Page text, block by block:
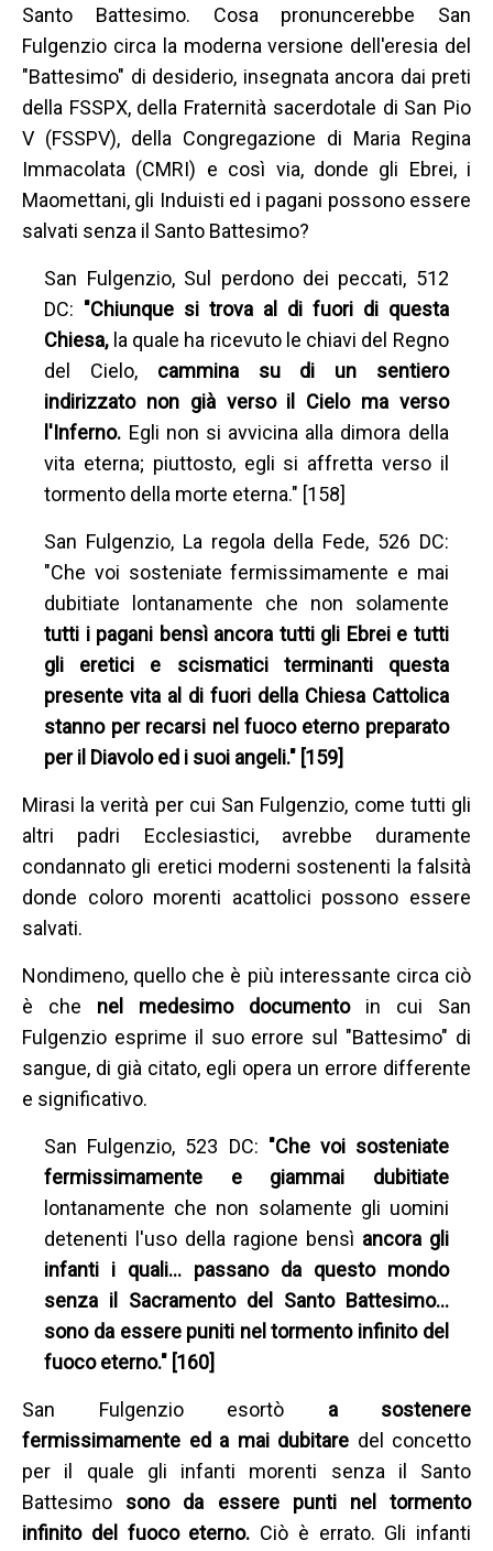
Santo Battesimo. Cosa pronuncerebbe San
Fulgenzio circa la moderna versione dell'eresia del
"Battesimo" di desiderio, insegnata ancora dai preti
della FSSPX, della Fraternità sacerdotale di San Pio
V (FSSPV), della Congregazione di Maria Regina
Immacolata (CMRI) e così via, donde gli Ebrei, i
Maomettani, gli Induisti ed i pagani possono essere
salvati senza il Santo Battesimo?
San Fulgenzio, Sul perdono dei peccati, 512
DC: "Chiunque si trova al di fuori di questa
Chiesa, la quale ha ricevuto le chiavi del Regno
del Cielo, cammina su di un sentiero
indirizzato non già verso il Cielo ma verso
l'Inferno. Egli non si avvicina alla dimora della
vita eterna; piuttosto, egli si affretta verso il
tormento della morte eterna." [158]
San Fulgenzio, La regola della Fede, 526 DC:
"Che voi sosteniate fermissimamente e mai
dubitiate lontanamente che non solamente
tutti i pagani bensì ancora tutti gli Ebrei e tutti
gli eretici e scismatici terminanti questa
presente vita al di fuori della Chiesa Cattolica
stanno per recarsi nel fuoco eterno preparato
per il Diavolo ed i suoi angeli." [159]
Mirasi la verità per cui San Fulgenzio, come tutti gli
altri padri Ecclesiastici, avrebbe duramente
condannato gli eretici moderni sostenenti la falsità
donde coloro morenti acattolici possono essere
salvati.
Nondimeno, quello che è più interessante circa ciò
è che nel medesimo documento in cui San
Fulgenzio esprime il suo errore sul "Battesimo" di
sangue, di già citato, egli opera un errore differente
e significativo.
San Fulgenzio, 523 DC: "Che voi sosteniate
fermissimamente e giammai dubitiate
lontanamente che non solamente gli uomini
detenenti l'uso della ragione bensì ancora gli
infanti i quali… passano da questo mondo
senza il Sacramento del Santo Battesimo…
sono da essere puniti nel tormento infinito del
fuoco eterno." [160]
San Fulgenzio esortò a sostenere
fermissimamente ed a mai dubitare del concetto
per il quale gli infanti morenti senza il Santo
Battesimo sono da essere punti nel tormento
infinito del fuoco eterno. Ciò è errato. Gli infanti